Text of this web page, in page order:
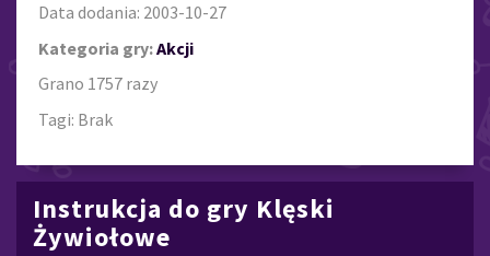
Data dodania: 2003-10-27
Kategoria gry:Akcji
Grano 1757 razy
Tagi: Brak
Instrukcja do gry Klęski
Żywiołowe